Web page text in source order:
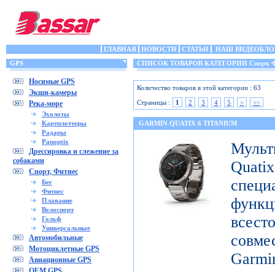
ГЛАВНАЯ НОВОСТИ СТАТЬИ
НАШ
GPS
Носимые GPS
Экшн-камеры
Река-море
Эхолоты
Картплоттеры
Радары
Panoptix
Дрессировка и слежение за
собаками
Спорт, Фитнес
Бег
Фитнес
Плавание
Велоспорт
Гольф
Универсальные
Автомобильные
Мотоциклетные GPS
Авиационные GPS
СПИСОК ТОВАРОВ КАТЕГОРИИ Спорт,
Количество товаров в этой категории : 63
Страницы :
1 2 3 4 5 > >>
GARMIN QUATIX 6 TITANIUM